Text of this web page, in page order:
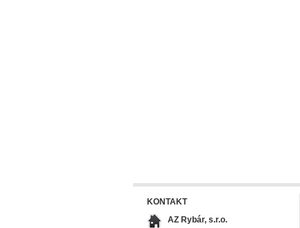
KONTAKT
AZ Rybár, s.r.o.